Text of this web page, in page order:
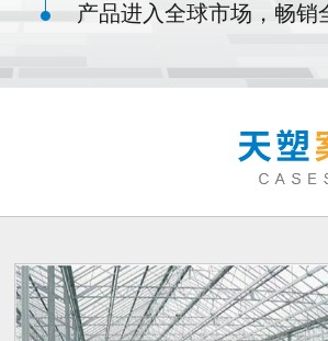
产品进入全球市场，畅销